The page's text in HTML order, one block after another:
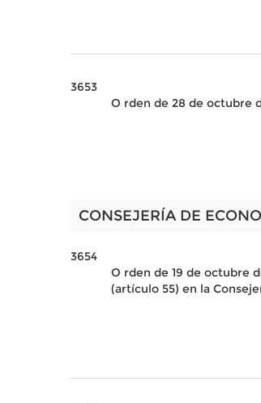
3653
O rden de 28 de octubre
CONSEJERÍA DE
3654
O rden de 19 de octubre
(artículo 55) en la